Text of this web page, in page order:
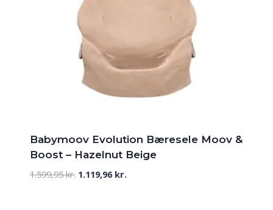
Babymoov Evolution Bæresele Moov &
Boost – Hazelnut Beige
1.599,95kr. Den
1.119,96 kr.Den